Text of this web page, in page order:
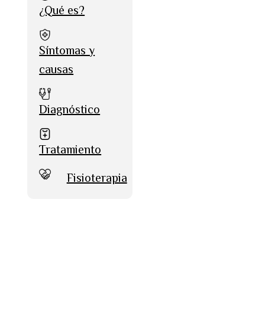
¿Qué es?
Síntomas y
causas
Diagnóstico
Tratamiento
Fisioterapia